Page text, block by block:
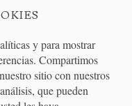
Ice Box Blanco
23,90 €
y para mostrar
Compartimos
sitio con nuestros
que pueden